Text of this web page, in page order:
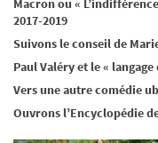
Macron ou «
2017-2019
Suivons le conseil de
Paul Valéry et le «
Vers une autre comédie
Ouvrons l’Encyclopédie